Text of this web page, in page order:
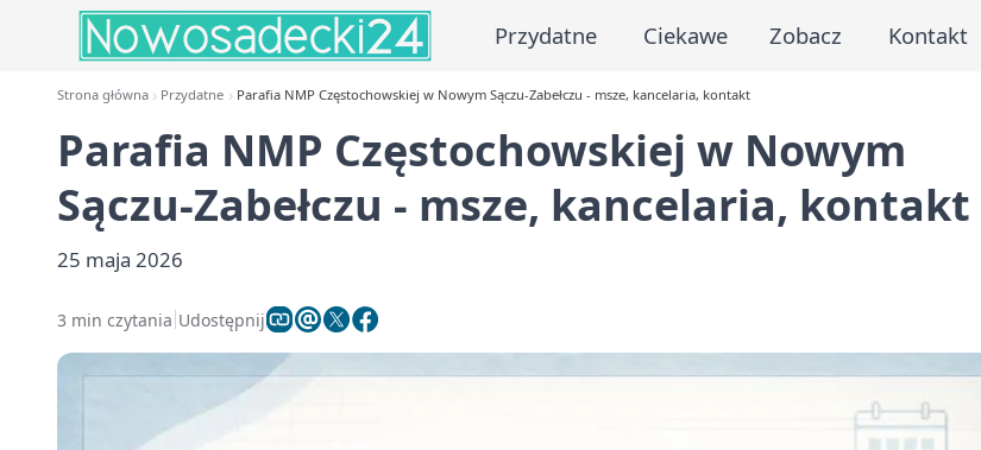
Przydatne Ciekawe Zobacz Kontakt
Strona główna Przydatne Parafia NMP Częstochowskiej w Nowym Sączu-Zabełczu - msze, kancelaria, kontakt
Parafia NMP Częstochowskiej w Nowym
Sączu-Zabełczu - msze, kancelaria, kontakt
25 maja 2026
3 min czytania Udostępnij